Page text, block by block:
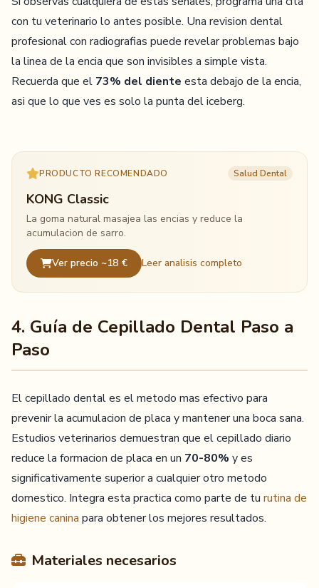
con tu veterinario lo antes posible. Una revision dental
profesional con radiografias puede revelar problemas bajo
la linea de la encia que son invisibles a simple vista.
Recuerda que el 73% del diente esta debajo de la encia,
asi que lo que ves es solo la punta del iceberg.
PRODUCTO RECOMENDADO Salud Dental
KONG Classic
La goma natural masajea las encias y reduce la
acumulacion de sarro.
Ver precio ~18 € Leer analisis completo
4. Guía de Cepillado Dental Paso a
Paso
El cepillado dental es el metodo mas efectivo para
prevenir la acumulacion de placa y mantener una boca sana.
Estudios veterinarios demuestran que el cepillado diario
reduce la formacion de placa en un 70-80% y es
significativamente superior a cualquier otro metodo
domestico. Integra esta practica como parte de tu rutina de
higiene canina para obtener los mejores resultados.
Materiales necesarios